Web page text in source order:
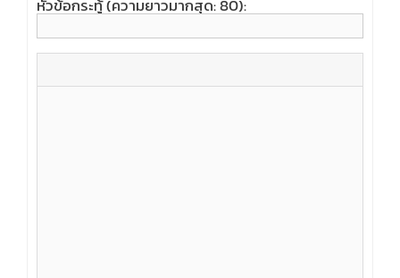
หัวข้อกระทู้ (ความยาวมากสุด: 80):